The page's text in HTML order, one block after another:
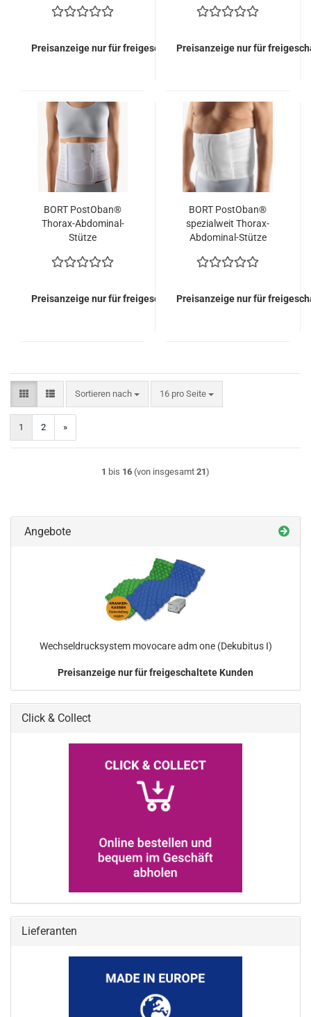
Preisanzeige nur für freigeschaltete Kunden
Preisanzeige nur für
BORT PostOban®
Thorax-Abdominal-
Stütze
Preisanzeige nur für freigeschaltete Kunden
BORT PostOban®
spezialweit Thorax-
Abdominal-Stütze
Preisanzeige nur für
Sortieren nach
Sortieren nach 16 pro Seite
pro Seite
1 2 »
1 bis 16 (von insgesamt 21)
Angebote
Wechseldrucksystem movocare adm one (Dekubitus I)
Preisanzeige nur für freigeschaltete Kunden
Click & Collect
Lieferanten